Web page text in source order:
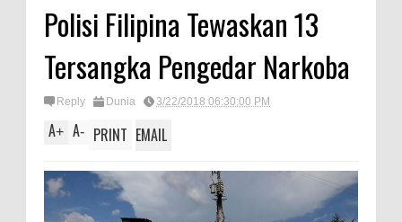
Polisi Filipina Tewaskan 13
Tersangka Pengedar Narkoba
Reply Dunia 3/22/2018 06:30:00 PM
A+ A- PRINT EMAIL